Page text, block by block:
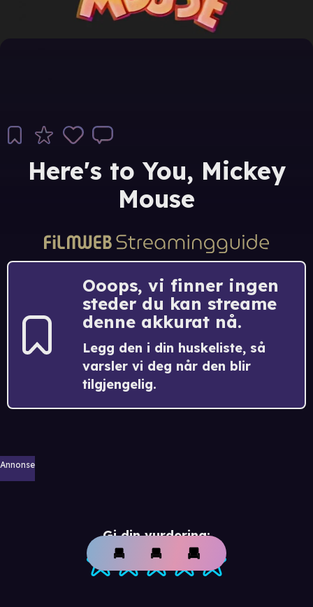
Here's to You, Mickey
Mouse
Ooops, vi finner ingen
steder du kan streame
denne akkurat nå.
Legg den i din huskeliste, så
varsler vi deg når den blir
tilgjengelig.
Annonse
Gi din vurdering: